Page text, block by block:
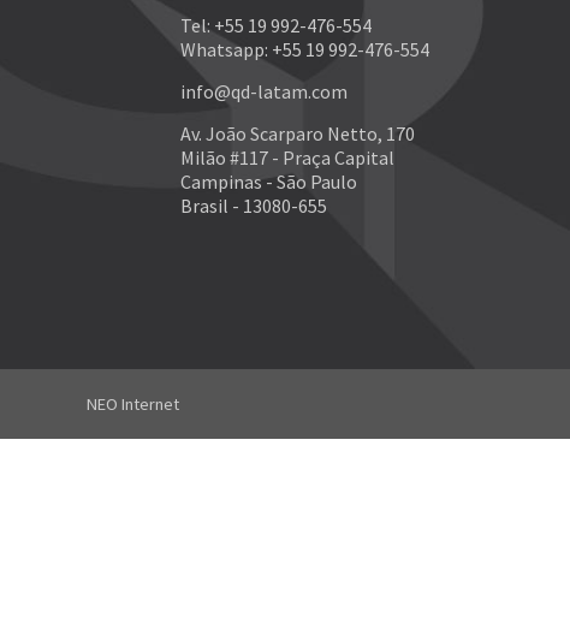
Tel: +55 19 992-476-554
Whatsapp: +55 19 992-476-554
info@qd-latam.com
Av. João Scarparo Netto, 170
Milão #117 - Praça Capital
Campinas - São Paulo
Brasil - 13080-655
NEO Internet